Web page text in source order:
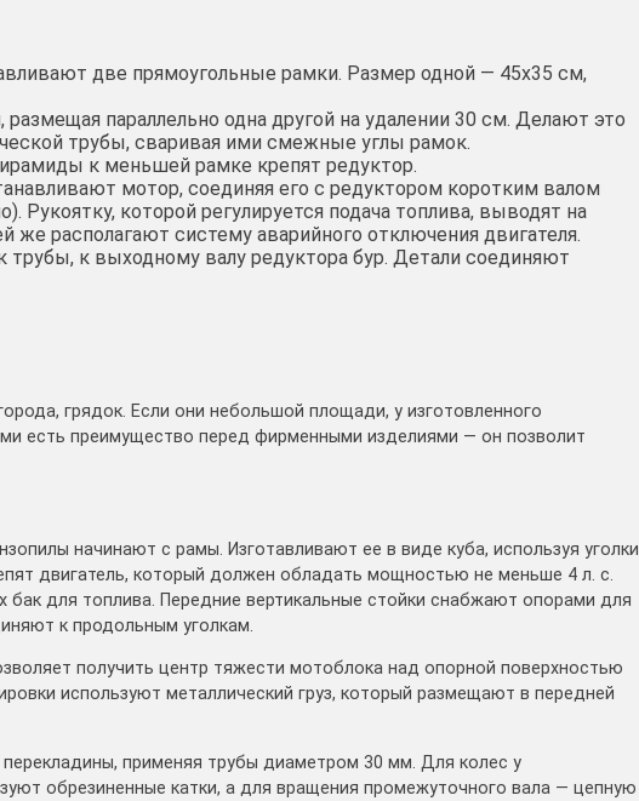
две прямоугольные рамки. Размер одной — 45х35 см,
параллельно одна другой на удалении 30 см. Делают это
трубы, сваривая ими смежные углы рамок.
к меньшей рамке крепят редуктор.
мотор, соединяя его с редуктором коротким валом
Рукоятку, которой регулируется подача топлива, выводят на
располагают систему аварийного отключения двигателя.
трубы, к выходному валу редуктора бур. Детали соединяют
грядок. Если они небольшой площади, у изготовленного
есть преимущество перед фирменными изделиями — он позволит
начинают с рамы. Изготавливают ее в виде куба, используя уголки
двигатель, который должен обладать мощностью не меньше 4 л. с.
бак для топлива. Передние вертикальные стойки снабжают опорами для
к продольным уголкам.
получить центр тяжести мотоблока над опорной поверхностью
используют металлический груз, который размещают в передней
применяя трубы диаметром 30 мм. Для колес у
обрезиненные катки, а для вращения промежуточного вала — цепную